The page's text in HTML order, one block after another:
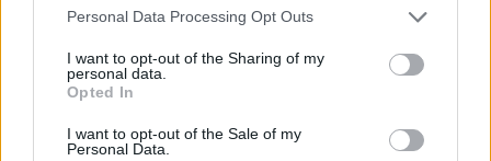
Personal Data Processing Opt Outs
I want to opt-out of the Sharing of my
personal data.
Opted In
I want to opt-out of the Sale of my
Personal Data.
Ωράριο Λειτουργίας
Δευ - Παρ: 09:00 - 18:00
Σάββατο: 10:00 - 19:00